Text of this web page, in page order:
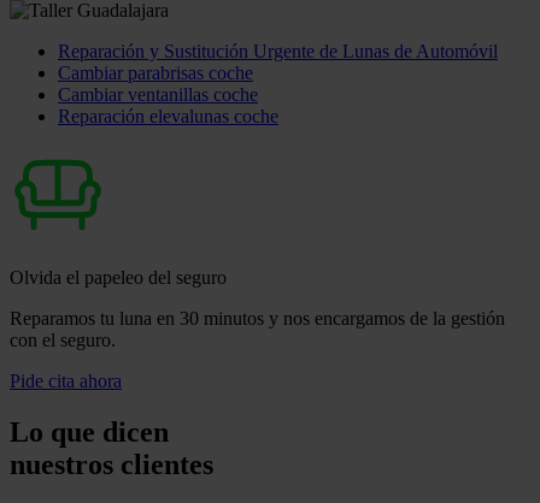
Reparación y Sustitución Urgente de Lunas de Automóvil
Cambiar parabrisas coche
Cambiar ventanillas coche
Reparación elevalunas coche
Olvida el papeleo del seguro
Reparamos tu luna en 30 minutos y nos encargamos de la gestión
con el seguro.
Pide cita ahora
Lo que dicen
nuestros clientes